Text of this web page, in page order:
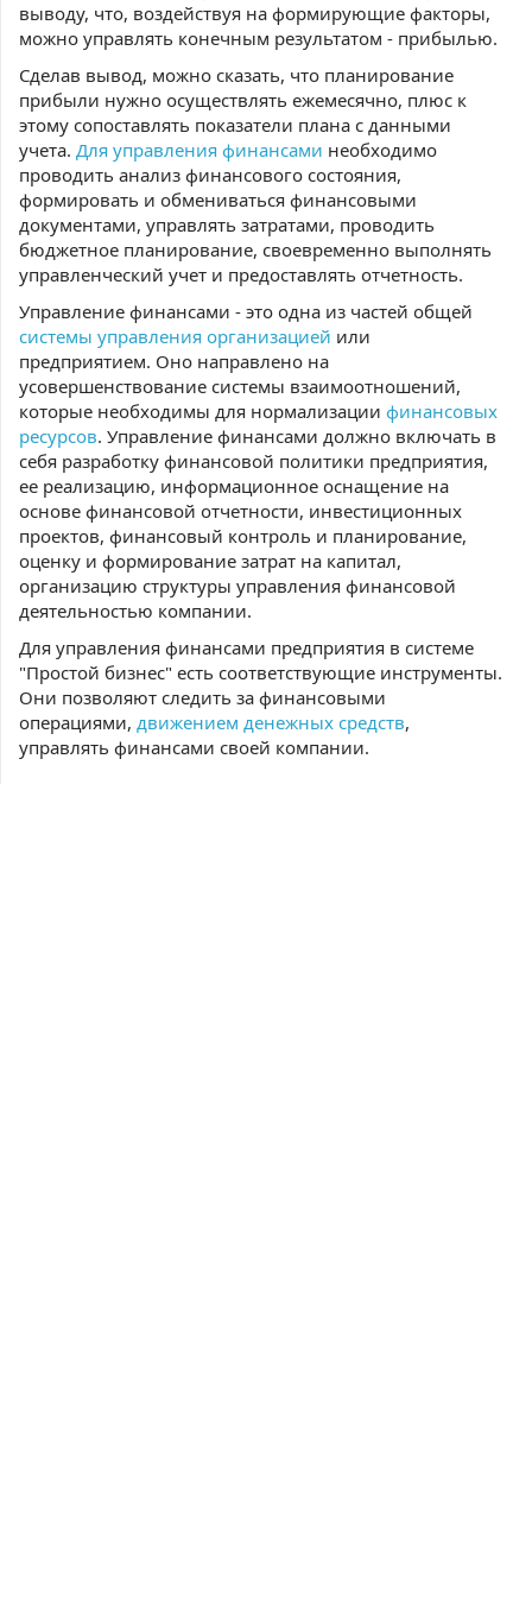
выводу, что, воздействуя на формирующие факторы,
можно управлять конечным результатом - прибылью.
Сделав вывод, можно сказать, что планирование
прибыли нужно осуществлять ежемесячно, плюс к
этому сопоставлять показатели плана с данными
учета. Для управления финансами необходимо
проводить анализ финансового состояния,
формировать и обмениваться финансовыми
документами, управлять затратами, проводить
бюджетное планирование, своевременно выполнять
управленческий учет и предоставлять отчетность.
Управление финансами - это одна из частей общей
системы управления организацией или
предприятием. Оно направлено на
усовершенствование системы взаимоотношений,
которые необходимы для нормализации финансовых
ресурсов. Управление финансами должно включать в
себя разработку финансовой политики предприятия,
ее реализацию, информационное оснащение на
основе финансовой отчетности, инвестиционных
проектов, финансовый контроль и планирование,
оценку и формирование затрат на капитал,
организацию структуры управления финансовой
деятельностью компании.
Для управления финансами предприятия в системе
"Простой бизнес" есть соответствующие инструменты.
Они позволяют следить за финансовыми
операциями, движением денежных средств,
управлять финансами своей компании.